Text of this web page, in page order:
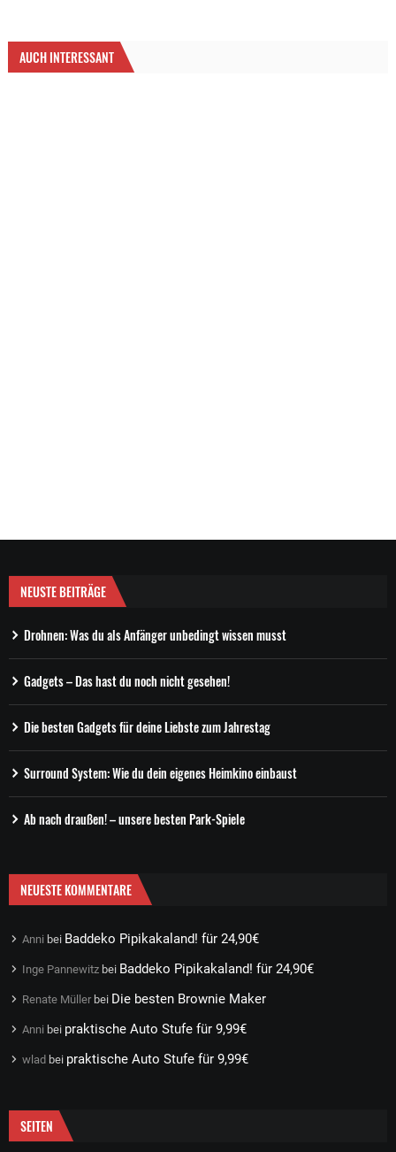
AUCH INTERESSANT
NEUSTE BEITRÄGE
Drohnen: Was du als Anfänger unbedingt wissen musst
Gadgets – Das hast du noch nicht gesehen!
Die besten Gadgets für deine Liebste zum Jahrestag
Surround System: Wie du dein eigenes Heimkino einbaust
Ab nach draußen! – unsere besten Park-Spiele
NEUESTE KOMMENTARE
Anni bei Baddeko Pipikakaland! für 24,90€
Inge Pannewitz bei Baddeko Pipikakaland! für 24,90€
Renate Müller bei Die besten Brownie Maker
Anni bei praktische Auto Stufe für 9,99€
wlad bei praktische Auto Stufe für 9,99€
SEITEN